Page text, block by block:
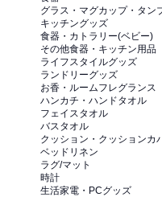
グラス・マグカップ・タン
キッチングッズ
食器・カトラリー(ベビー)
その他食器・キッチン用品
ライフスタイルグッズ
ランドリーグッズ
お香・ルームフレグランス
ハンカチ・ハンドタオル
フェイスタオル
バスタオル
クッション・クッションカ
ベッドリネン
ラグ/マット
時計
生活家電・PCグッズ